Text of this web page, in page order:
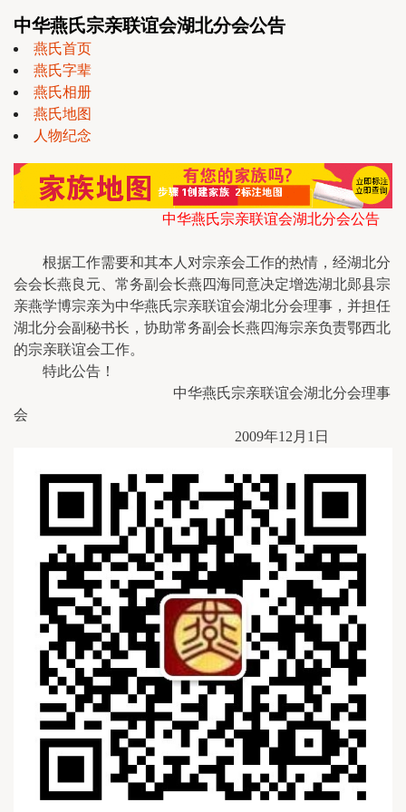
中华燕氏宗亲联谊会湖北分会公告
燕氏首页
燕氏字辈
燕氏相册
燕氏地图
人物纪念
中华燕氏宗亲联谊会湖北分会公告
根据工作需要和其本人对宗亲会工作的热情，经湖北分
会会长燕良元、常务副会长燕四海同意决定增选湖北郧县宗
亲燕学博宗亲为中华燕氏宗亲联谊会湖北分会理事，并担任
湖北分会副秘书长，协助常务副会长燕四海宗亲负责鄂西北
的宗亲联谊会工作。
特此公告！
中华燕氏宗亲联谊会湖北分会理事
会
2009年12月1日